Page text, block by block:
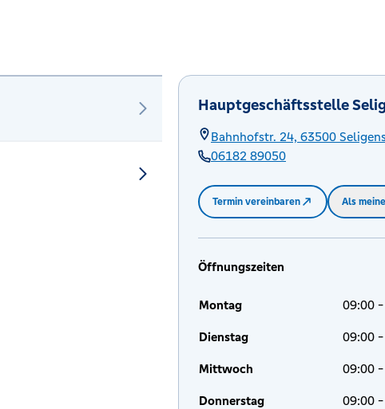
Hauptgeschäftsstelle
Bahnhofstr. 24, 63500
06182 89050
Termin vereinbaren Als
Öffnungszeiten
Montag 09:00
Dienstag 09:00
Mittwoch 09:00
Donnerstag 09:00